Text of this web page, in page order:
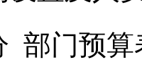
部门预算